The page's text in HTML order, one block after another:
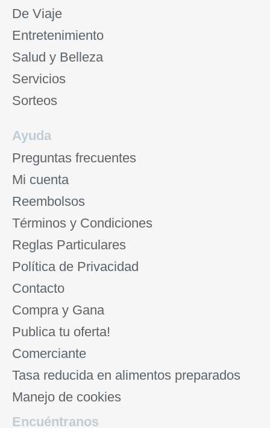
De Viaje
Entretenimiento
Salud y Belleza
Servicios
Sorteos
Ayuda
Preguntas frecuentes
Mi cuenta
Reembolsos
Términos y Condiciones
Reglas Particulares
Política de Privacidad
Contacto
Compra y Gana
Publica tu oferta!
Comerciante
Tasa reducida en alimentos preparados
Manejo de cookies
Encuéntranos